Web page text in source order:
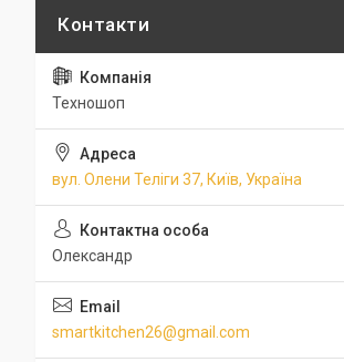
Техношоп
вул. Олени Теліги 37, Київ, Україна
Олександр
smartkitchen26@gmail.com